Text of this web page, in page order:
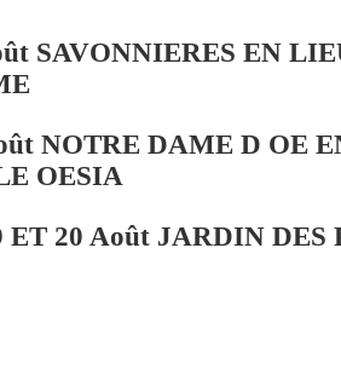
SAVONNIERES EN
NOTRE DAME D OE
OESIA
ET 20 Août JARDIN DES